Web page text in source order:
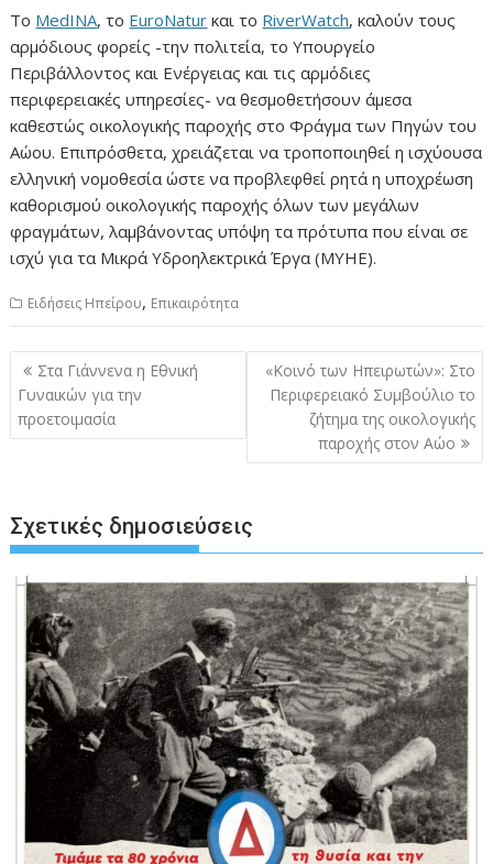
Το MedINA, το EuroNatur και το RiverWatch, καλούν τους
αρμόδιους φορείς -την πολιτεία, το Υπουργείο
Περιβάλλοντος και Ενέργειας και τις αρμόδιες
περιφερειακές υπηρεσίες- να θεσμοθετήσουν άμεσα
καθεστώς οικολογικής παροχής στο Φράγμα των Πηγών του
Αώου. Επιπρόσθετα, χρειάζεται να τροποποιηθεί η ισχύουσα
ελληνική νομοθεσία ώστε να προβλεφθεί ρητά η υποχρέωση
καθορισμού οικολογικής παροχής όλων των μεγάλων
φραγμάτων, λαμβάνοντας υπόψη τα πρότυπα που είναι σε
ισχύ για τα Μικρά Υδροηλεκτρικά Έργα (ΜΥΗΕ).
Ειδήσεις Ηπείρου, Επικαιρότητα
Πλοήγηση
άρθρων
Στα Γιάννενα η Εθνική
Γυναικών για την
προετοιμασία
«Κοινό των Ηπειρωτών»: Στο
Περιφερειακό Συμβούλιο το
ζήτημα της οικολογικής
παροχής στον Αώο
Σχετικές δημοσιεύσεις